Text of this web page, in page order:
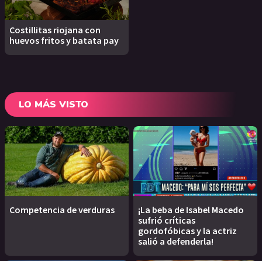
Costillitas riojana con
huevos fritos y batata pay
LO MÁS VISTO
Competencia de verduras
¡La beba de Isabel Macedo
sufrió críticas
gordofóbicas y la actriz
salió a defenderla!